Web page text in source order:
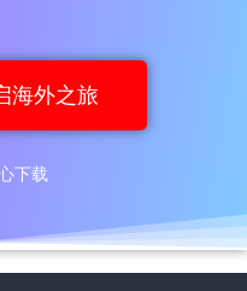
海外之旅
下载